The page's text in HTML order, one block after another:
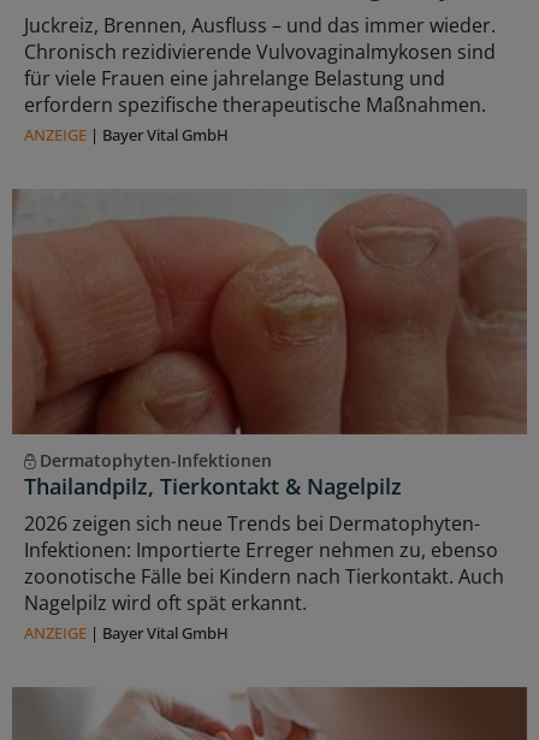
Juckreiz, Brennen, Ausfluss – und das immer wieder.
Chronisch rezidivierende Vulvovaginalmykosen sind
für viele Frauen eine jahrelange Belastung und
erfordern spezifische therapeutische Maßnahmen.
ANZEIGE | Bayer Vital GmbH
Dermatophyten-Infektionen
Thailandpilz, Tierkontakt & Nagelpilz
2026 zeigen sich neue Trends bei Dermatophyten-
Infektionen: Importierte Erreger nehmen zu, ebenso
zoonotische Fälle bei Kindern nach Tierkontakt. Auch
Nagelpilz wird oft spät erkannt.
ANZEIGE | Bayer Vital GmbH